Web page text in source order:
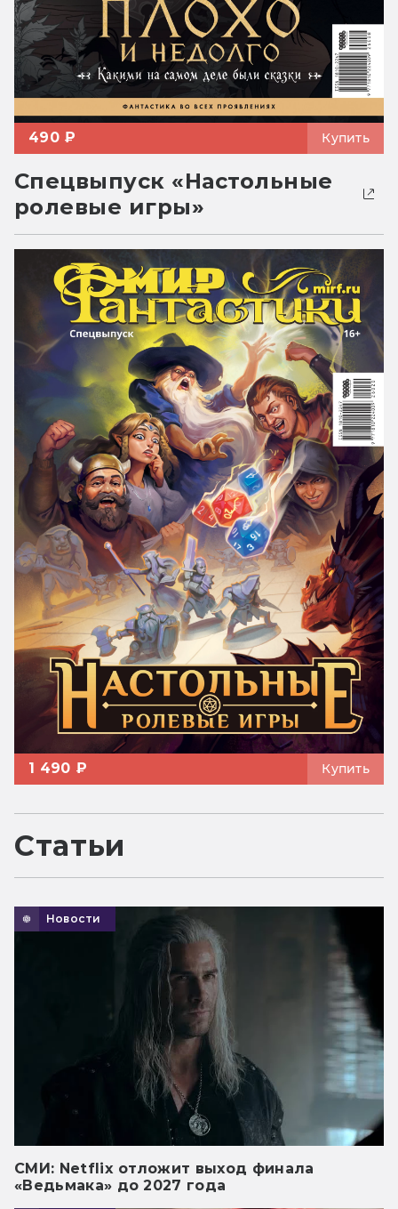
490 ₽ Купить
Спецвыпуск «Настольные
ролевые игры»
1 490 ₽ Купить
Статьи
Новости
СМИ: Netflix отложит выход финала
«Ведьмака» до 2027 года